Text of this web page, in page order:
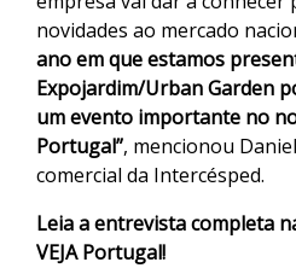
novidades ao mercado
ano em que estamos
Expojardim/Urban Garden
um evento importante no
Portugal”, mencionou
comercial da Intercésped.
Leia a entrevista completa
VEJA Portugal!